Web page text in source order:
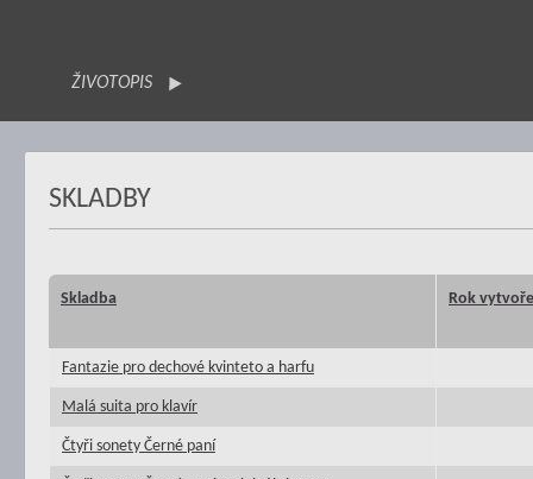
ŽIVOTOPIS
SKLADBY
Skladba Rok
Fantazie pro dechové kvinteto a harfu
Malá suita pro klavír
Čtyři sonety Černé paní